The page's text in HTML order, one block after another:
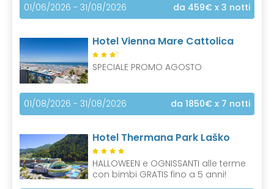
01/06/2026 - 31/08/2026
da 459€ x 3 notti
Hotel Vienna Mare Cattolica
S
SPECIALE PROMO AGOSTO
01/08/2026 - 31/08/2026 da 1850€ x 7 notti
Hotel Thermana Park Laško
HALLOWEEN e OGNISSANTI alle terme
con bimbi GRATIS fino a 5 anni!